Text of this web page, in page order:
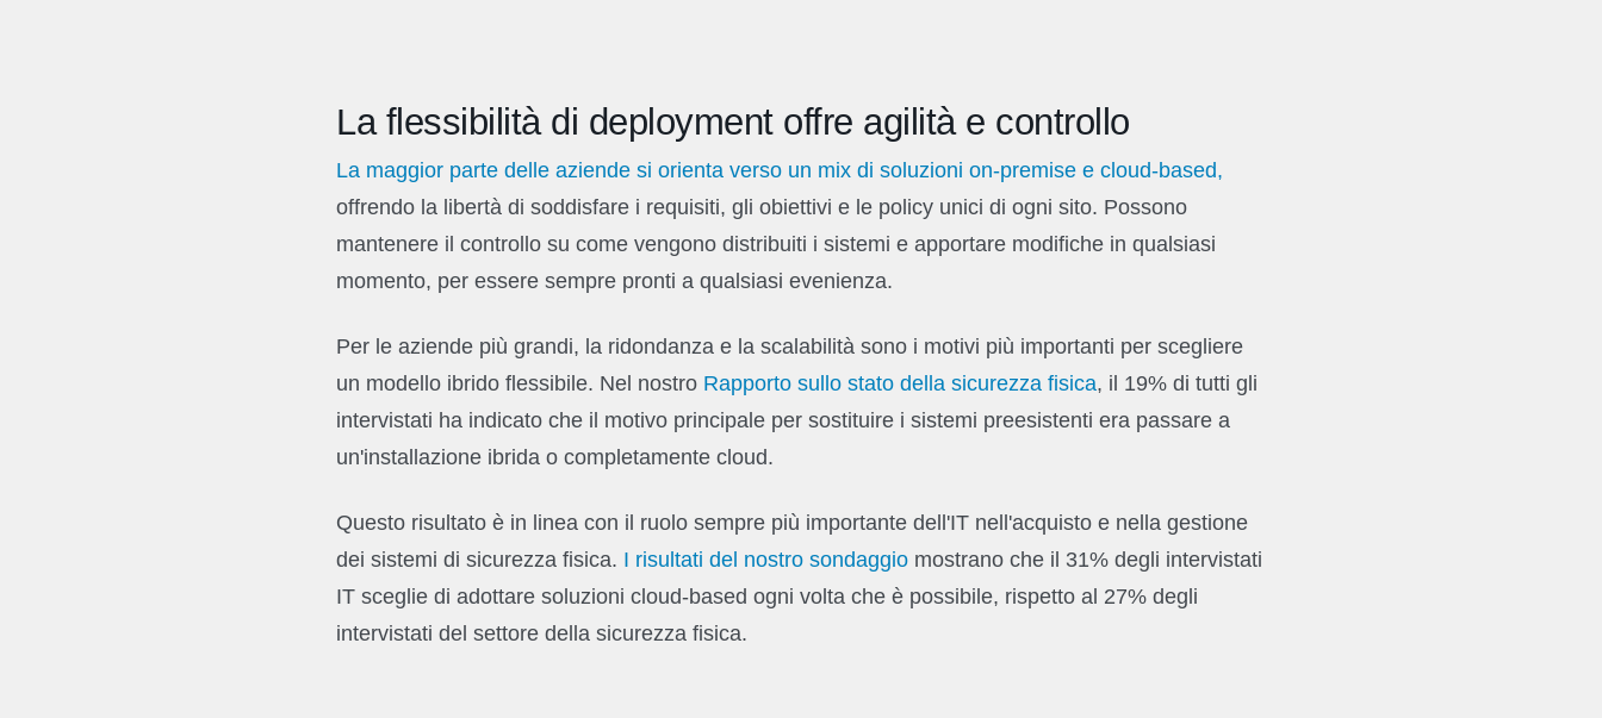
La flessibilità di deployment offre agilità e controllo
La maggior parte delle aziende si orienta verso un mix di soluzioni on-premise e cloud-based,
offrendo la libertà di soddisfare i requisiti, gli obiettivi e le policy unici di ogni sito. Possono
mantenere il controllo su come vengono distribuiti i sistemi e apportare modifiche in qualsiasi
momento, per essere sempre pronti a qualsiasi evenienza.
Per le aziende più grandi, la ridondanza e la scalabilità sono i motivi più importanti per scegliere
un modello ibrido flessibile. Nel nostro Rapporto sullo stato della sicurezza fisica, il 19% di tutti gli
intervistati ha indicato che il motivo principale per sostituire i sistemi preesistenti era passare a
un'installazione ibrida o completamente cloud.
Questo risultato è in linea con il ruolo sempre più importante dell'IT nell'acquisto e nella gestione
dei sistemi di sicurezza fisica. I risultati del nostro sondaggio mostrano che il 31% degli intervistati
IT sceglie di adottare soluzioni cloud-based ogni volta che è possibile, rispetto al 27% degli
intervistati del settore della sicurezza fisica.